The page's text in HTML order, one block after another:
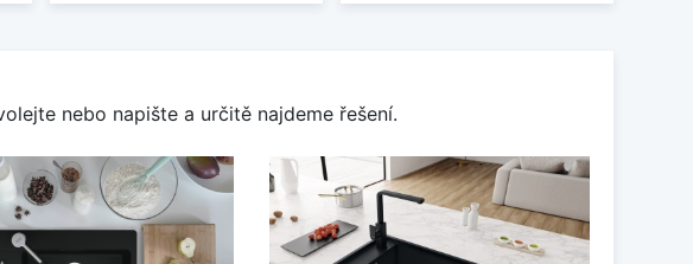
nebo napište a určitě najdeme řešení.